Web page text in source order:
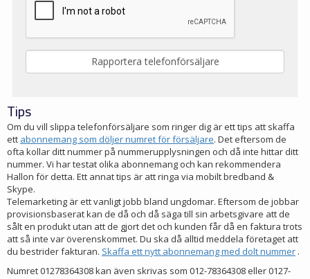
Tips
Om du vill slippa telefonförsäljare som ringer dig är ett tips att skaffa
ett abonnemang som döljer numret för försäljare. Det eftersom de
ofta kollar ditt nummer på nummerupplysningen och då inte hittar ditt
nummer. Vi har testat olika abonnemang och kan rekommendera
Hallon för detta. Ett annat tips är att ringa via mobilt bredband &
Skype.
Telemarketing är ett vanligt jobb bland ungdomar. Eftersom de jobbar
provisionsbaserat kan de då och då säga till sin arbetsgivare att de
sålt en produkt utan att de gjort det och kunden får då en faktura trots
att så inte var överenskommet. Du ska då alltid meddela företaget att
du bestrider fakturan. Skaffa ett nytt abonnemang med dolt nummer .
Numret 01278364308 kan även skrivas som 012-78364308 eller 0127-